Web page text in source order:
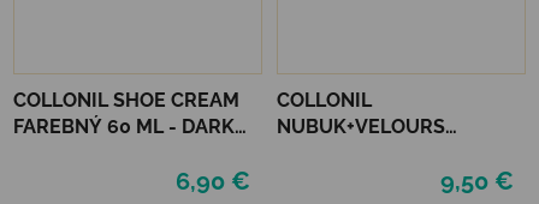
COLLONIL SHOE CREAM
FAREBNÝ 60 ML - DARK
6,90 €
COLLONIL
NUBUK+VELOURS
9,50 €